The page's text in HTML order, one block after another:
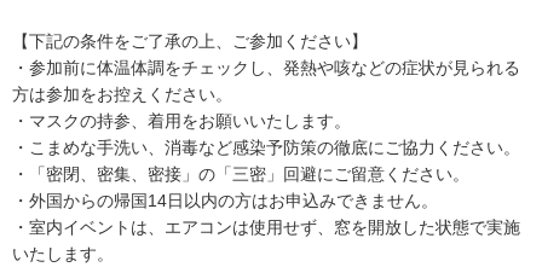
【下記の条件をご了承の上、ご参加ください】
・参加前に体温体調をチェックし、発熱や咳などの症状が見られる
方は参加をお控えください。
・マスクの持参、着用をお願いいたします。
・こまめな手洗い、消毒など感染予防策の徹底にご協力ください。
・「密閉、密集、密接」の「三密」回避にご留意ください。
・外国からの帰国14日以内の方はお申込みできません。
・室内イベントは、エアコンは使用せず、窓を開放した状態で実施
いたします。